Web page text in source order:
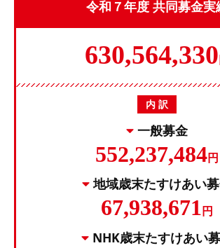
令和７年度 共同募金実
630,564,330
内 訳
一般募金
552,237,484円
地域歳末たすけあい
67,938,671 円
NHK歳末たすけあい